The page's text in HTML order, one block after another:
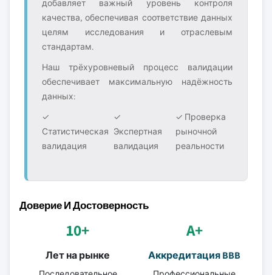
добавляет важный уровень контроля
качества, обеспечивая соответствие данных
целям исследования и отраслевым
стандартам.
Наш трёхуровневый процесс валидации
обеспечивает максимальную надёжность
данных:
✓
Статистическая
валидация
✓
Экспертная
валидация
✓ Проверка
рыночной
реальности
Доверие И Достоверность
10+
Лет на рынке
A+
Аккредитация BBB